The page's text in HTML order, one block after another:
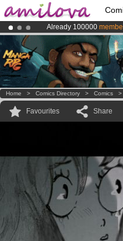
Already 100000
AmilovaKickstarter is
Premium membership
Home > Comics Directory > Comics >
Favourites Share